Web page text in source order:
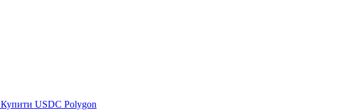
Купити USDC Polygon